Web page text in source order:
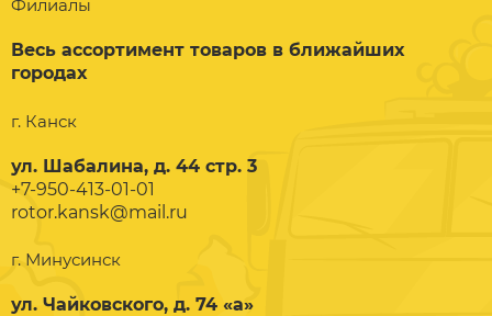
Филиалы
Весь ассортимент товаров в ближайших
городах
г. Канск
ул. Шабалина, д. 44 стр. 3
+7-950-413-01-01
rotor.kansk@mail.ru
г. Минусинск
ул. Чайковского, д. 74 «а»